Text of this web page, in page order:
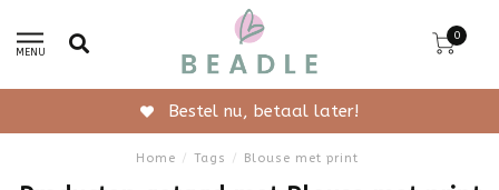
MENU
0
Bestel nu, betaal later!
Home / Tags / Blouse met print